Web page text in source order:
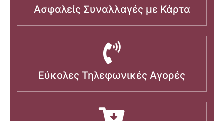
Ασφαλείς Συναλλαγές με Κάρτα
Εύκολες Τηλεφωνικές Αγορές